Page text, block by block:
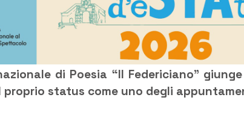
di Poesia “Il Federiciano”
proprio status come uno degli